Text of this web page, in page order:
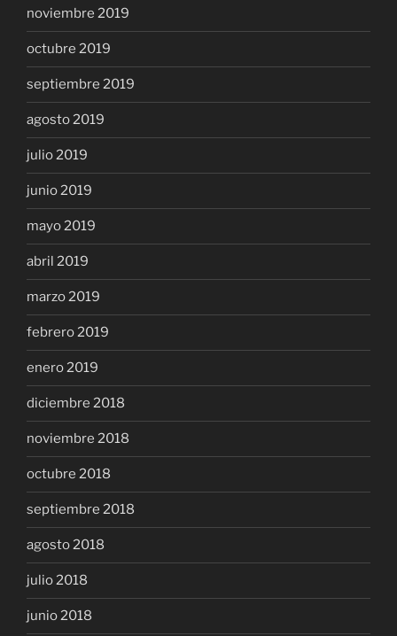
noviembre 2019
octubre 2019
septiembre 2019
agosto 2019
julio 2019
junio 2019
mayo 2019
abril 2019
marzo 2019
febrero 2019
enero 2019
diciembre 2018
noviembre 2018
octubre 2018
septiembre 2018
agosto 2018
julio 2018
junio 2018